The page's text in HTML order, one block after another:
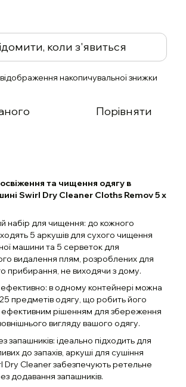
коли з'явиться
накопичувальної знижки
Порівняти
та чищення одягу в
Swirl Dry Cleaner Cloths Remov 5 х
набір для чищення: до кожного
5 аркушів для сухого чищення
машини та 5 серветок для
видалення плям, розроблених для
прибирання, не виходячи з дому.
в одному контейнері можна
предметів одягу, що робить його
ефективним рішенням для збереження
вигляду вашого одягу.
запашників: ідеально підходить для
до запахів, аркуші для сушіння
Dry Cleaner забезпечують ретельне
додавання запашників.